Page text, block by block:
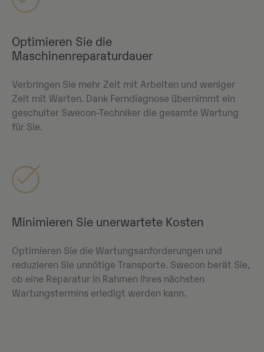
Optimieren Sie die
Maschinenreparaturdauer
Verbringen Sie mehr Zeit mit Arbeiten und weniger
Zeit mit Warten. Dank Ferndiagnose übernimmt ein
geschulter Swecon-Techniker die gesamte Wartung
für Sie.
Minimieren Sie unerwartete Kosten
Optimieren Sie die Wartungsanforderungen und
reduzieren Sie unnötige Transporte. Swecon berät Sie,
ob eine Reparatur in Rahmen Ihres nächsten
Wartungstermins erledigt werden kann.